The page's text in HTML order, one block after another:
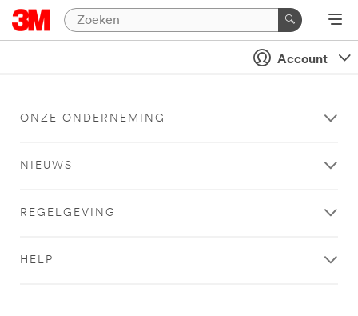
Account
ONZE ONDERNEMING
NIEUWS
REGELGEVING
HELP